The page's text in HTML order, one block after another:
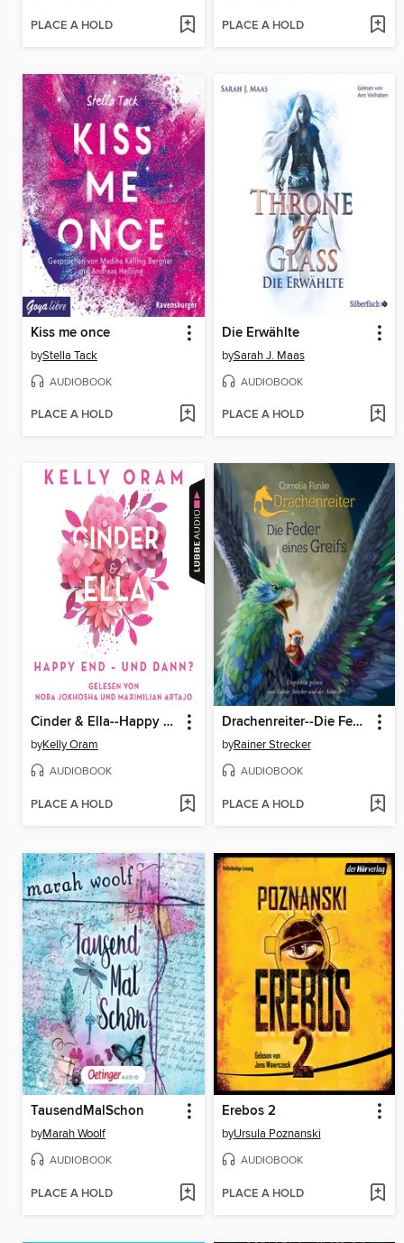
PLACE A HOLD PLACE A HOLD
Kiss me once
byStella Tack
AUDIOBOOK
PLACE A HOLD
Die Erwählte
bySarah J. Maas
AUDIOBOOK
PLACE A HOLD
Cinder & Ella--Happy End--und dann?
byKelly Oram
AUDIOBOOK
PLACE A HOLD
Drachenreiter--Die Feder eines Greifs
byRainer Strecker
AUDIOBOOK
PLACE A HOLD
TausendMalSchon
byMarah Woolf
AUDIOBOOK
PLACE A HOLD
Erebos 2
byUrsula Poznanski
AUDIOBOOK
PLACE A HOLD